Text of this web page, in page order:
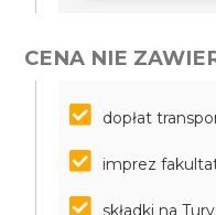
CENA NIE
dopłat
imprez
składki na